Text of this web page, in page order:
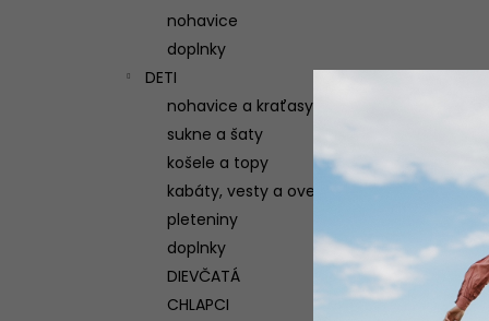
nohavice
doplnky
DETI
nohavice a kraťasy
sukne a šaty
košele a topy
kabáty, vesty a overaly
pleteniny
doplnky
DIEVČATÁ
CHLAPCI